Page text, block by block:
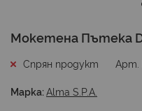
Преминете
началото
галерия
Мокетена Пътека
Спрян продукт
Марка:Alma S.P.A.